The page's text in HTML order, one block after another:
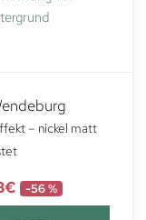
– nickel matt
€ -56 %